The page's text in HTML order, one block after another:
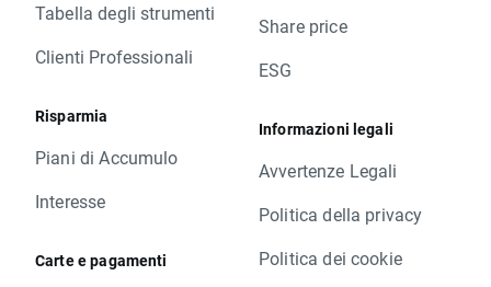
Tabella degli strumenti
Clienti Professionali
Risparmia
Piani di Accumulo
Interesse
Carte e pagamenti
Share price
ESG
Informazioni legali
Avvertenze Legali
Politica della privacy
Politica dei cookie